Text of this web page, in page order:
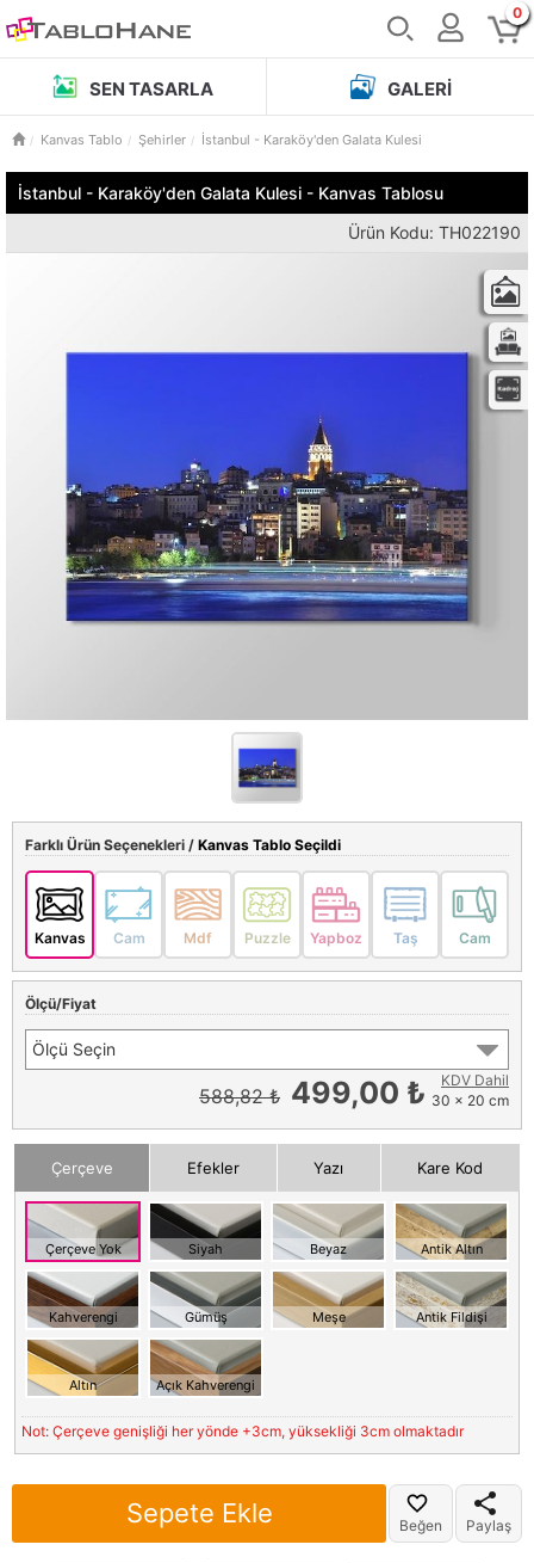
0
SEN TASARLA GALERI
Kanvas Tablo Şehirler İstanbul - Karaköy'den Galata Kulesi
İstanbul - Karaköy'den Galata Kulesi - Kanvas Tablosu
Ürün Kodu: TH022190
Farklı Ürün Seçenekleri / Kanvas Tablo Seçildi
Kanvas Cam Mdf Puzzle Yapboz Taş Cam
Ölçü/Fiyat
Ölçü Seçin
588,82 ₺ 499,00 ₺
KDV Dahil
30 x 20 cm
Çerçeve Efekler Yazı Kare Kod
Çerçeve Yok Siyah Beyaz Antik Altın
Kahverengi Gümüş Meşe Antik Fildişi
Altın Açık Kahverengi
Not: Çerçeve genişliği her yönde +3cm, yüksekliği 3cm olmaktadır
Sepete Ekle Beğen Paylaş